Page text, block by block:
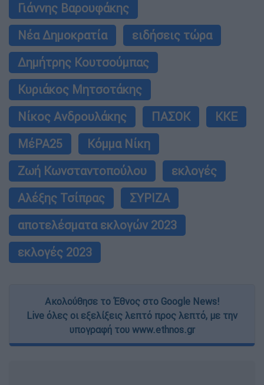
Γιάννης Βαρουφάκης
Νέα Δημοκρατία
ειδήσεις τώρα
Δημήτρης Κουτσούμπας
Κυριάκος Μητσοτάκης
Νίκος Ανδρουλάκης
ΠΑΣΟΚ
ΚΚΕ
ΜέΡΑ25
Κόμμα Νίκη
Ζωή Κωνσταντοπούλου
εκλογές
Αλέξης Τσίπρας
ΣΥΡΙΖΑ
αποτελέσματα εκλογών 2023
εκλογές 2023
Ακολούθησε το Έθνος στο Google News!
Live όλες οι εξελίξεις λεπτό προς λεπτό, με την
υπογραφή του www.ethnos.gr